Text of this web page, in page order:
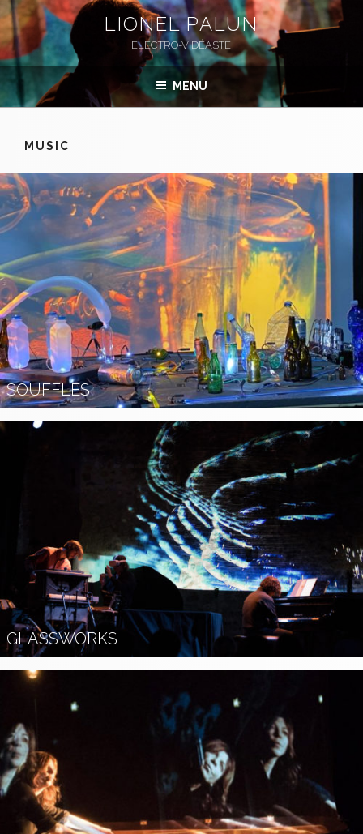
Skip
to
content
LIONEL PALUN
ELECTRO-VIDÉASTE
MENU
MUSIC
SOUFFLES
GLASSWORKS